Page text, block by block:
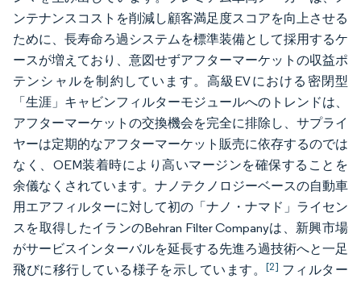
ンテナンスコストを削減し顧客満足度スコアを向上させる
ために、長寿命ろ過システムを標準装備として採用するケ
ースが増えており、意図せずアフターマーケットの収益ポ
テンシャルを制約しています。高級EVにおける密閉型
「生涯」キャビンフィルターモジュールへのトレンドは、
アフターマーケットの交換機会を完全に排除し、サプライ
ヤーは定期的なアフターマーケット販売に依存するのでは
なく、OEM装着時により高いマージンを確保することを
余儀なくされています。ナノテクノロジーベースの自動車
用エアフィルターに対して初の「ナノ・ナマド」ライセン
スを取得したイランのBehran Filter Companyは、新興市場
がサービスインターバルを延長する先進ろ過技術へと一足
飛びに移行している様子を示しています。[2] フィルター